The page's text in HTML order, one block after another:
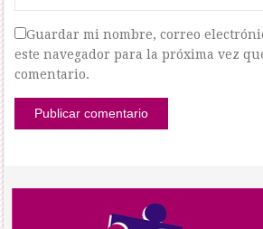
Guardar mi nombre, correo
este navegador para la próxima vez
comentario.